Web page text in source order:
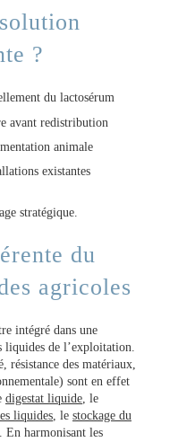
?
du lactosérum
avant redistribution
animale
existantes
stratégique.
du
agricoles
intégré dans une
liquides de l’exploitation.
résistance des matériaux,
sont en effet
digestat liquide, le
liquides, le stockage du
. En harmonisant les